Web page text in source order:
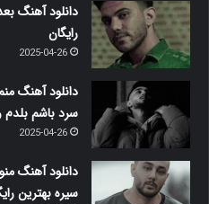
دانلود آهنگ
رایگان
2025-04-26
دانلود آهنگ
سرد باشم بلدم
2025-04-26
دانلود آهنگ
سیره بهترین